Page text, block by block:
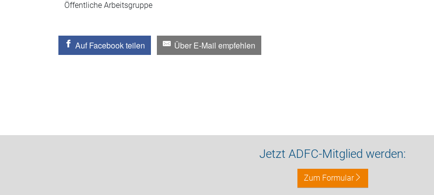
Öffentliche Arbeitsgruppe
Auf Facebook teilen Über E-Mail empfehlen
Jetzt ADFC-Mitglied werden:
Zum Formular